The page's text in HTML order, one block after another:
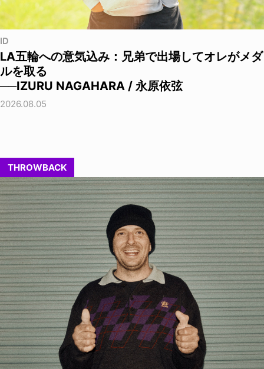
ID
LA五輪への意気込み：兄弟で出場してオレがメダ
ルを取る
──IZURU NAGAHARA / 永原依弦
2026.08.05
THROWBACK